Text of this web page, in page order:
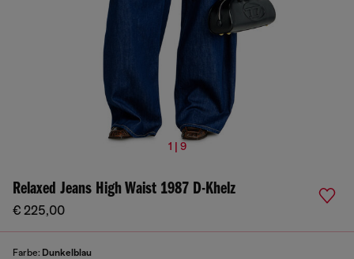
1 | 9
Relaxed Jeans High Waist 1987 D-Khelz
€ 225,00
Farbe: Dunkelblau